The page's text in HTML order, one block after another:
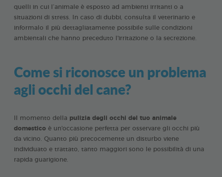
quelli in cui l’animale è esposto ad ambienti irritanti o a
situazioni di stress. In caso di dubbi, consulta il veterinario e
informalo il più dettagliatamente possibile sulle condizioni
ambientali che hanno preceduto l'irritazione o la secrezione.
Come si riconosce un problema
agli occhi del cane?
Il momento della pulizia degli occhi del tuo animale
domestico è un'occasione perfetta per osservare gli occhi più
da vicino. Quanto più precocemente un disturbo viene
individuato e trattato, tanto maggiori sono le possibilità di una
rapida guarigione.